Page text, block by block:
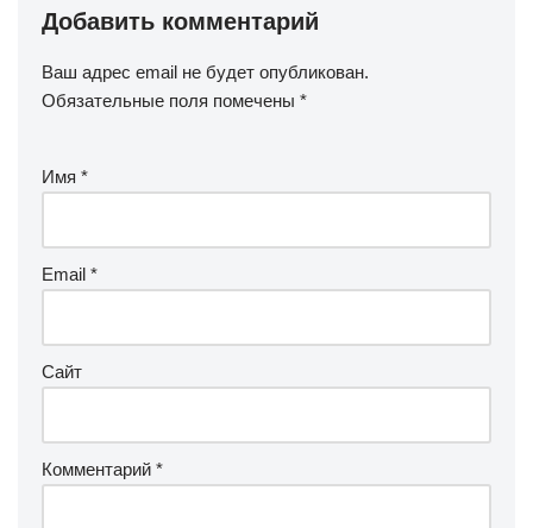
Добавить комментарий
Ваш адрес email не будет опубликован.
Обязательные поля помечены *
Имя *
Email *
Сайт
Комментарий *